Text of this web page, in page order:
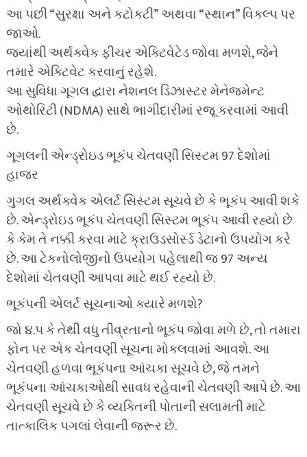
આ પછી “સુરક્ષા અને કટોકટી” અથવા “સ્થાન” વિકલ્પ પર
જાઓ.
જ્યાંથી અર્થક્વેક ફીચર એક્ટિવેટેડ જોવા મળશે, જેને
તમારે એક્ટિવેટ કરવાનું રહેશે.
આ સુવિધા ગૂગલ દ્વારા નેશનલ ડિઝાસ્ટર મેનેજમેન્ટ
ઓથોરિટી (NDMA) સાથે ભાગીદારીમાં રજૂ કરવામાં આવી
છે.
ગૂગલની એન્ડ્રોઇડ ભૂકંપ ચેતવણી સિસ્ટમ 97 દેશોમાં
હાજર
ગુગલ અર્થક્વેક એલર્ટ સિસ્ટમ સૂચવે છે કે ભૂકંપ આવી શકે
છે. એન્ડ્રોઇડ ભૂકંપ ચેતવણી સિસ્ટમ ભૂકંપ આવી રહ્યો છે
કે કેમ તે નક્કી કરવા માટે ક્રાઉડસોર્સ્ડ ડેટાનો ઉપયોગ કરે
છે. આ ટેકનોલોજીનો ઉપયોગ પહેલાથી જ 97 અન્ય
દેશોમાં ચેતવણી આપવા માટે થઈ રહ્યો છે.
ભૂકંપની એલર્ટ સૂચનાઓ ક્યારે મળશે?
જો ૪.૫ કે તેથી વધુ તીવ્રતાનો ભૂકંપ જોવા મળે છે, તો તમારા
ફોન પર એક ચેતવણી સૂચના મોકલવામાં આવશે. આ
ચેતવણી હળવા ભૂકંપના આંચકા સૂચવે છે, જે તમને
ભૂકંપના આંચકાઓથી સાવધ રહેવાની ચેતવણી આપે છે. આ
ચેતવણી સૂચવે છે કે વ્યક્તિની પોતાની સલામતી માટે
તાત્કાલિક પગલાં લેવાની જરૂર છે.